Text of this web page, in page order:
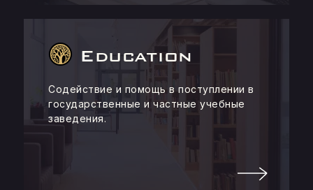
Education
Содействие и помощь в поступлении в
государственные и частные учебные
заведения.